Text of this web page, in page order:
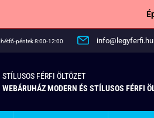
hétfő-péntek 8:00-12:00 info@legyferfi.hu
STÍLUSOS FÉRFI ÖLTÖZET
WEBÁRUHÁZ MODERN ÉS STÍLUSOS FÉRFI